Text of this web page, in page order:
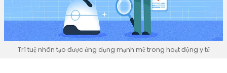
Trí tuệ nhân tạo được ứng dụng mạnh mẽ trong hoạt động y tế